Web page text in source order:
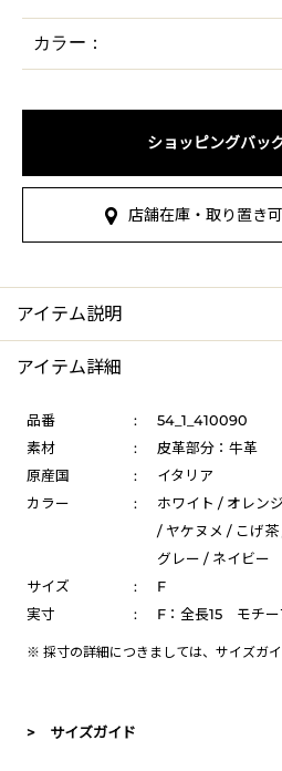
カラー：
ショッピングバッ
店舗在庫・取り置き
アイテム説明
アイテム詳細
品番 :
54_1_410090
素材
:
皮革部分：牛革
原産国
:
イタリア
カラー
:
ホワイト / オレン
/ ヤケヌメ / こげ
グレー / ネイビー
サイズ
:
F
実寸
: F：全長15 モチ
※ 採寸の詳細につきましては、 サイズガ
> サイズガイド